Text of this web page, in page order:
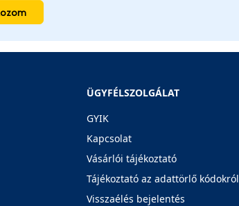
ÜGYFÉLSZOLGÁLAT
GYIK
Kapcsolat
Vásárlói tájékoztató
Tájékoztató az adattörlő kódokról
Visszaélés bejelentés